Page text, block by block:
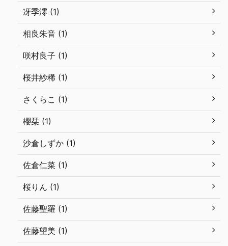
冴季澪 (1)
相良朱音 (1)
咲村良子 (1)
桜井紗稀 (1)
さくらこ (1)
櫻栞 (1)
沙倉しずか (1)
佐倉仁菜 (1)
桜りん (1)
佐藤聖羅 (1)
佐藤望美 (1)